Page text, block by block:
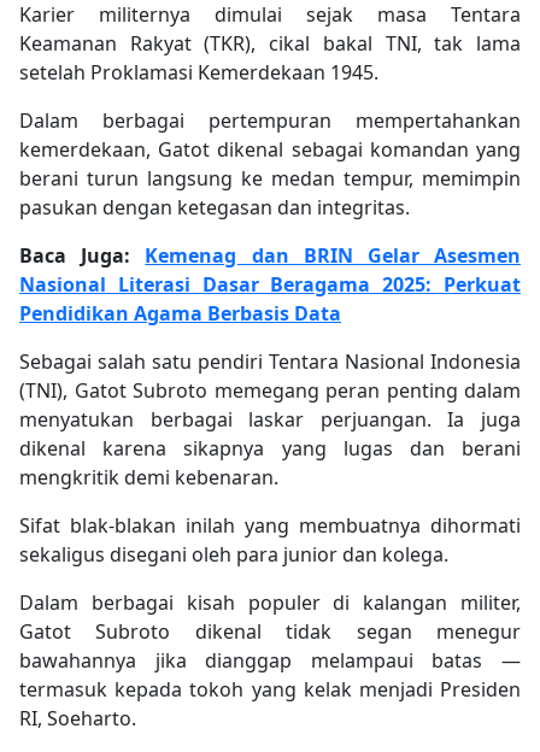
Karier militernya dimulai sejak masa Tentara
Keamanan Rakyat (TKR), cikal bakal TNI, tak lama
setelah Proklamasi Kemerdekaan 1945.
Dalam berbagai pertempuran mempertahankan
kemerdekaan, Gatot dikenal sebagai komandan yang
berani turun langsung ke medan tempur, memimpin
pasukan dengan ketegasan dan integritas.
Baca Juga: Kemenag dan BRIN Gelar Asesmen
Nasional Literasi Dasar Beragama 2025: Perkuat
Pendidikan Agama Berbasis Data
Sebagai salah satu pendiri Tentara Nasional Indonesia
(TNI), Gatot Subroto memegang peran penting dalam
menyatukan berbagai laskar perjuangan. Ia juga
dikenal karena sikapnya yang lugas dan berani
mengkritik demi kebenaran.
Sifat blak-blakan inilah yang membuatnya dihormati
sekaligus disegani oleh para junior dan kolega.
Dalam berbagai kisah populer di kalangan militer,
Gatot Subroto dikenal tidak segan menegur
bawahannya jika dianggap melampaui batas —
termasuk kepada tokoh yang kelak menjadi Presiden
RI, Soeharto.